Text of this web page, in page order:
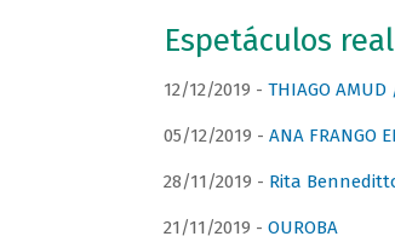
Espetáculos
12/12/2019 - THIAGO
05/12/2019 - ANA FRANGO
28/11/2019 - Rita
21/11/2019 - OUROBA